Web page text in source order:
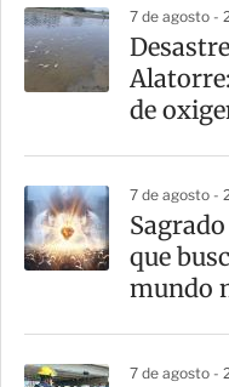
a
r
t
7 de agosto -
de
7 de agosto -
que
mundo
7 de agosto -